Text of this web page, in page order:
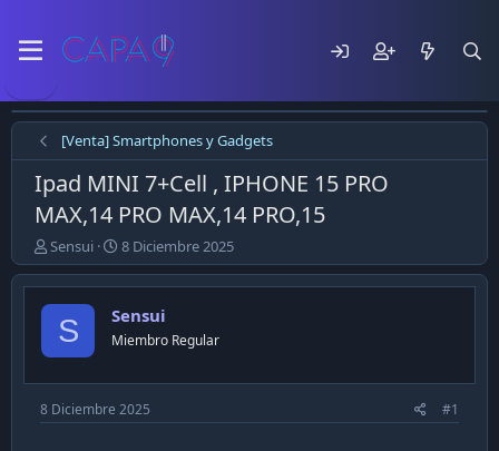
[Venta] Smartphones y Gadgets
Ipad MINI 7+Cell , IPHONE 15 PRO
MAX,14 PRO MAX,14 PRO,15
E
m
p
e
l
t
e
Sensui
F
e
c
a
d
p
u
b
8 Diciembre 2025
S Sensui
Miembro Regular
8 Diciembre 2025 #1